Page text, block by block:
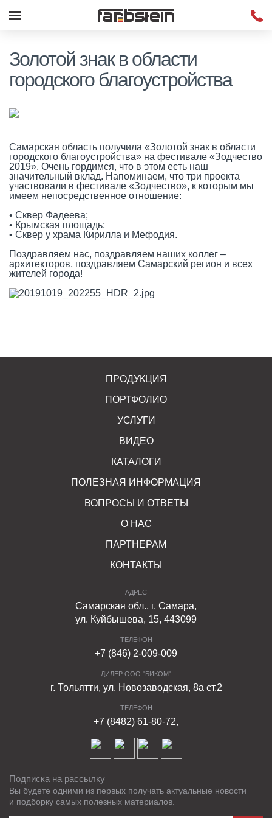
Золотой знак в области
городского благоустройства
Самарская область получила «Золотой знак в области
городского благоустройства» на фестивале «Зодчество
2019». Очень гордимся, что в этом есть наш
значительный вклад. Напоминаем, что три проекта
участвовали в фестивале «Зодчество», к которым мы
имеем непосредственное отношение:
• Сквер Фадеева;
• Крымская площадь;
• Сквер у храма Кирилла и Мефодия.
Поздравляем нас, поздравляем наших коллег –
архитекторов, поздравляем Самарский регион и всех
жителей города!
ПРОДУКЦИЯ
ПОРТФОЛИО
УСЛУГИ
ВИДЕО
КАТАЛОГИ
ПОЛЕЗНАЯ ИНФОРМАЦИЯ
ВОПРОСЫ И ОТВЕТЫ
О НАС
ПАРТНЕРАМ
КОНТАКТЫ
АДРЕС
Самарская обл., г. Самара,
ул. Куйбышева, 15, 443099
ТЕЛЕФОН
+7 (846) 2-009-009
ДИЛЕР ООО "БИКОМ"
г. Тольятти, ул. Новозаводская, 8а ст.2
ТЕЛЕФОН
+7 (8482) 61-80-72,
Подписка на рассылку
Вы будете одними из первых получать актуальные новости
и подборку самых полезных материалов.